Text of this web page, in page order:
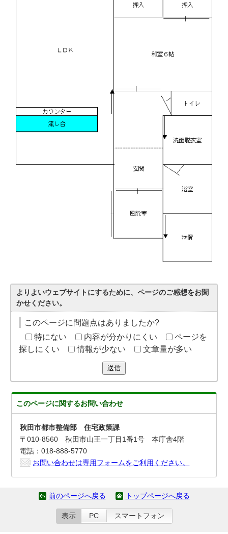
よりよいウェブサイトにするために、ページのご感想をお聞
かせください。
このページに問題点はありましたか?
特にない
内容が分かりにくい
ページを
探しにくい
情報が少ない 文章量が多い
送信
このページに関するお問い合わせ
秋田市都市整備部 住宅政策課
〒010-8560 秋田市山王一丁目1番1号 本庁舎4階
電話：018-888-5770
お問い合わせは専用フォームをご利用ください。
前のページへ戻る トップページへ戻る
表示 PC スマートフォン